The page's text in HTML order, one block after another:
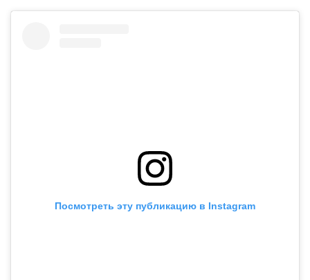
Посмотреть эту публикацию в Instagram